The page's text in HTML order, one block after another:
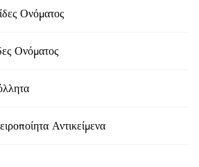
Ονόματος
Ονόματος
Αντικείμενα